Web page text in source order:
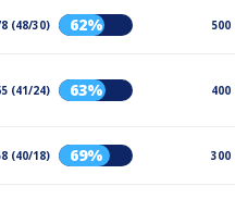
(48/30) 62% 500
(41/24) 63% 400
(40/18) 69% 300